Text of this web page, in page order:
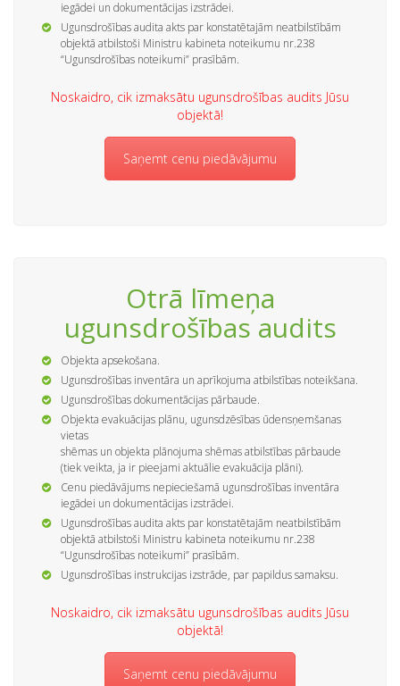
iegādei un dokumentācijas izstrādei.
Ugunsdrošības audita akts par konstatētajām neatbilstībām
objektā atbilstoši Ministru kabineta noteikumu nr.238
“Ugunsdrošības noteikumi” prasībām.
Noskaidro, cik izmaksātu ugunsdrošības audits Jūsu
objektā!
Saņemt cenu piedāvājumu
Otrā līmeņa
ugunsdrošības audits
Objekta apsekošana.
Ugunsdrošības inventāra un aprīkojuma atbilstības noteikšana.
Ugunsdrošības dokumentācijas pārbaude.
Objekta evakuācijas plānu, ugunsdzēsības ūdensņemšanas
vietas
shēmas un objekta plānojuma shēmas atbilstības pārbaude
(tiek veikta, ja ir pieejami aktuālie evakuācija plāni).
Cenu piedāvājums nepieciešamā ugunsdrošības inventāra
iegādei un dokumentācijas izstrādei.
Ugunsdrošības audita akts par konstatētajām neatbilstībām
objektā atbilstoši Ministru kabineta noteikumu nr.238
“Ugunsdrošības noteikumi” prasībām.
Ugunsdrošības instrukcijas izstrāde, par papildus samaksu.
Noskaidro, cik izmaksātu ugunsdrošības audits Jūsu
objektā!
Saņemt cenu piedāvājumu